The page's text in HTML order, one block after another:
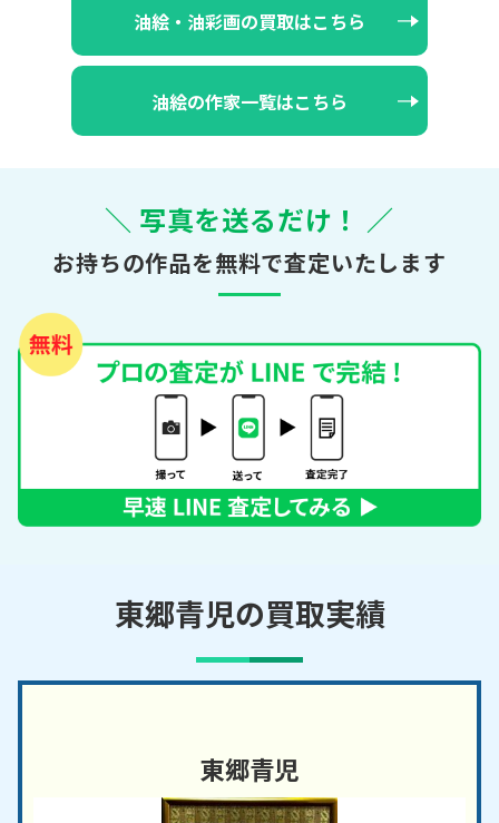
油絵・油彩画の買取はこちら
油絵の作家一覧はこちら
＼ 写真を送るだけ！ ／
お持ちの作品を無料で査定いたします
東郷青児の買取実績
東郷青児